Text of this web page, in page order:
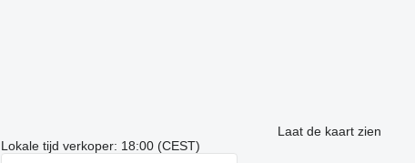
Laat de kaart zien
Lokale tijd verkoper: 18:00 (CEST)